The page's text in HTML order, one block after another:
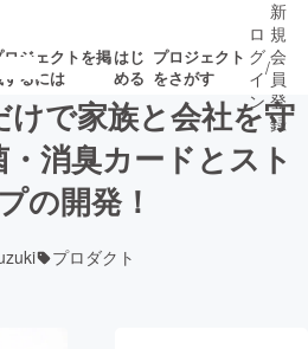
ロジェクトを掲
るには
はじ
める
プロジェクト
をさがす
着プロ 募集終了が近いプ
ロ
グ
イ
ン
/
新
規
会
員
登
録
で家族と会社を守
消臭カードとスト
の開発！
プロダクト